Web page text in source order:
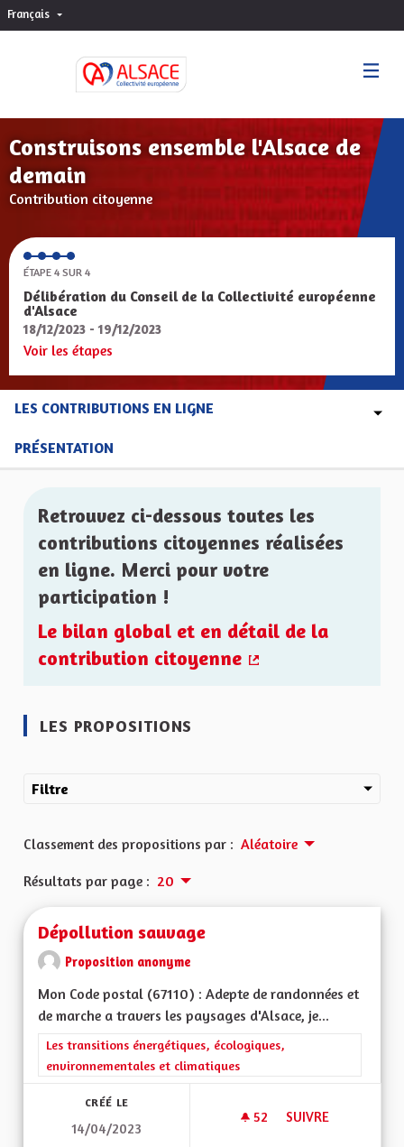
Français Choisir la langue
Construisons ensemble l'Alsace de
demain
Contribution citoyenne
ÉTAPE 4 SUR 4
Délibération du Conseil de la Collectivité européenne
d'Alsace
18/12/2023 - 19/12/2023
Voir les étapes
LES CONTRIBUTIONS EN LIGNE
PRÉSENTATION
Retrouvez ci-dessous toutes les
contributions citoyennes réalisées
en ligne. Merci pour votre
participation !
Le bilan global et en détail de la
contribution citoyenne
LES PROPOSITIONS
Filtre
Classement des propositions par : Aléatoire
Résultats par page : 20
Dépollution sauvage
Proposition anonyme
Mon Code postal (67110) : Adepte de randonnées et
de marche a travers les paysages d'Alsace, je...
Filtrer les résultats de la catégorie : Les transitions
Les transitions énergétiques, écologiques,
environnementales et climatiques
CRÉÉ LE
14/04/2023
52 52 ABONNÉS
SUIVRE